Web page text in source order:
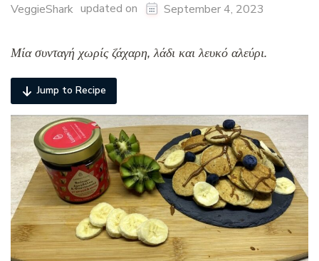
VeggieShark updated on September 4, 2023
Μία συνταγή χωρίς ζάχαρη, λάδι και λευκό αλεύρι.
Jump to Recipe